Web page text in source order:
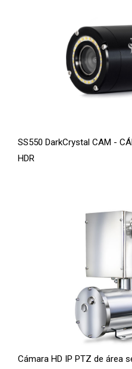
SS550 DarkCrystal CAM -
HDR
Cámara HD IP PTZ de área